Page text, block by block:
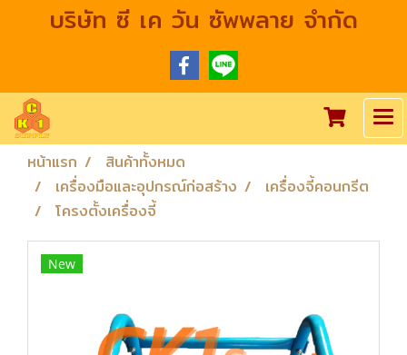
บริษัท ซี เค วัน ซัพพลาย จำกัด
หน้าแรก
สินค้าทั้งหมด
เครื่องมือและอุปกรณ์ก่อสร้าง
เครื่องจี้คอนกรีต
โครงตั้งเครื่องจี้
New